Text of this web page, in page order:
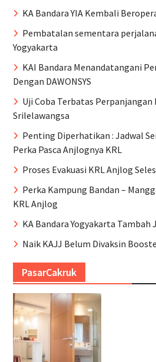
KA Bandara YIA Kembali
Pembatalan sementara
Yogyakarta
KAI Bandara Menandatangani
Dengan DAWONSYS
Uji Coba Terbatas Perpanjangan
Srilelawangsa
Penting Diperhatikan : Jadwal
Perka Pasca Anjlognya KRL
Proses Evakuasi KRL Anjlog
Perka Kampung Bandan –
KRL Anjlog
KA Bandara Yogyakarta Tambah
Naik KAJJ Belum Divaksin
PasarCakruk